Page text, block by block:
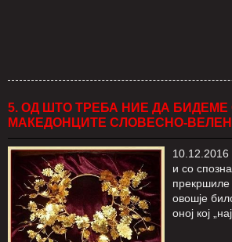
5. ОД ШТО ТРЕБА НИЕ ДА
МАКЕДОНЦИТЕ СЛОВЕСНО-
10.12.2016
и со
прекршиле
овошје
оној кој